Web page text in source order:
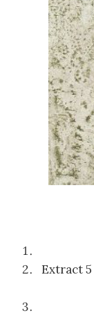
Extract 5